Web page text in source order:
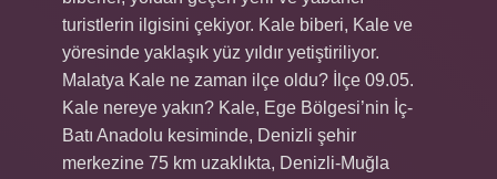
turistlerin ilgisini çekiyor. Kale biberi, Kale ve
yöresinde yaklaşık yüz yıldır yetiştiriliyor.
Malatya Kale ne zaman ilçe oldu? İlçe 09.05.
Kale nereye yakın? Kale, Ege Bölgesi’nin İç-
Batı Anadolu kesiminde, Denizli şehir
merkezine 75 km uzaklıkta, Denizli-Muğla